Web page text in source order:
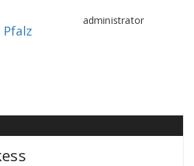
Pfalz
administrator